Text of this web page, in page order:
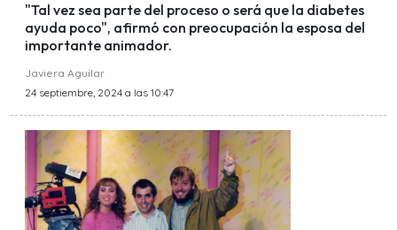
"Tal vez sea parte del proceso o será que la diabetes
ayuda poco", afirmó con preocupación la esposa del
importante animador.
Javiera Aguilar
24 septiembre, 2024 a las 10:47